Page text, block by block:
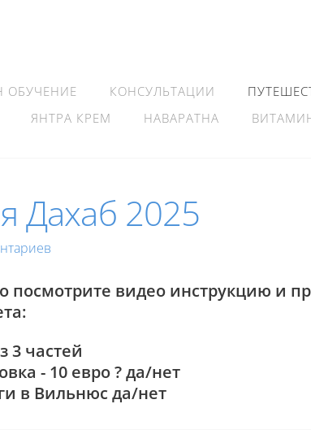
ОБУЧЕНИЕ КОНСУЛЬТАЦИИ
ЯНТРА КРЕМ
НАВАРАТНА
Дахаб 2025
посмотрите видео инструкцию и
3 частей
- 10 евро ? да/нет
в Вильнюс да/нет